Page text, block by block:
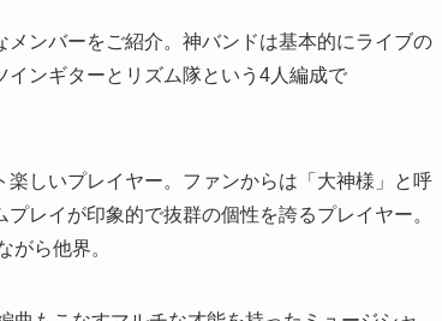
ンバーをご紹介。神バンドは基本的にライブの
ンギターとリズム隊という4人編成で
しいプレイヤー。ファンからは「大神様」と呼
レイが印象的で抜群の個性を誇るプレイヤー。
がら他界。